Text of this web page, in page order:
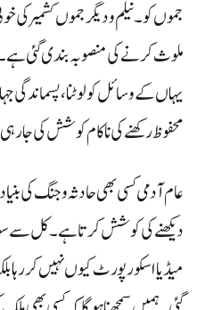
جموں کو۔ نیلم ودیگر جموں کشمیر کی
ملوث کرنے کی منصوبہ بندی گئی
یہاں کے وسائل کو لوٹنا، پسماندگی
محفوظ رکھنے کی ناکام کوشش کی
عام آدمی کسی بھی حادثہ و جنگ کی
دیکھنے کی کوشش کرتا ہے۔ کل سے
میڈیا اسکو رپورٹ کیوں نہیں کر رہا